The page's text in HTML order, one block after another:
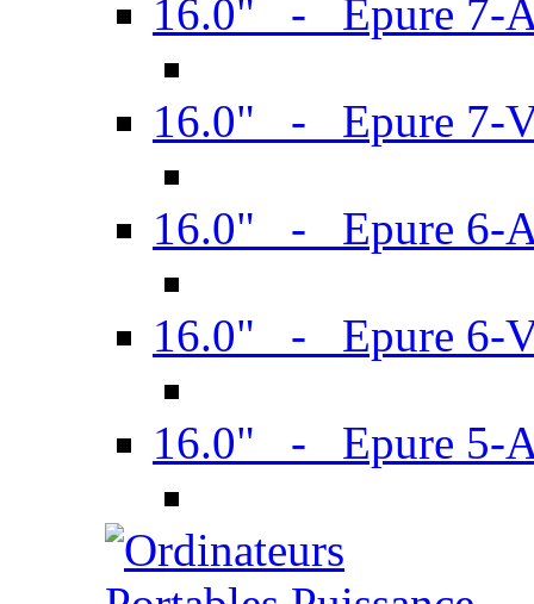
16.0" - Epure 7-
16.0" - Epure 7-
16.0" - Epure 6-
16.0" - Epure 6-
16.0" - Epure 5-